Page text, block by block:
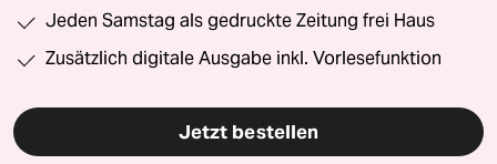
Jeden Samstag als gedruckte Zeitung frei Haus
Zusätzlich digitale Ausgabe inkl. Vorlesefunktion
Jetzt bestellen